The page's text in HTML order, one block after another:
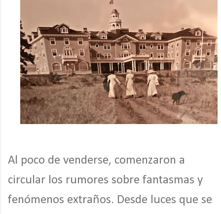
Al poco de venderse, comenzaron a
circular los rumores sobre fantasmas y
fenómenos extraños. Desde luces que se